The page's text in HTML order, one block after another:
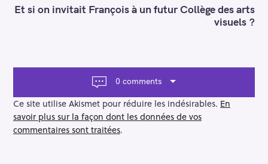
n
a
o
n
Et si on invitait François à un futur Collège des arts
visuels ?
0 comments
Ce site utilise Akismet pour réduire les indésirables. En
savoir plus sur la façon dont les données de vos
commentaires sont traitées.